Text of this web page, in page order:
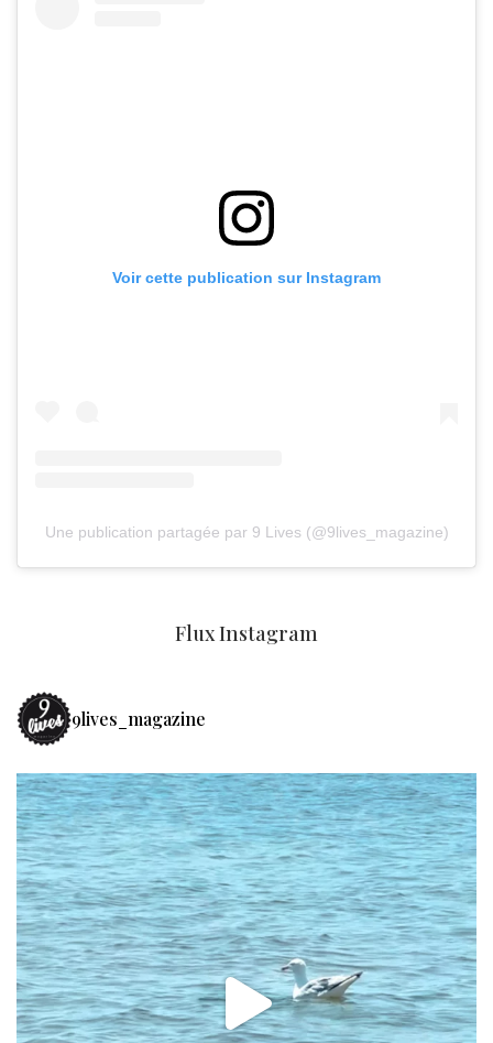
Voir cette publication sur Instagram
Une publication partagée par 9 Lives (@9lives_magazine)
Flux Instagram
9lives_magazine